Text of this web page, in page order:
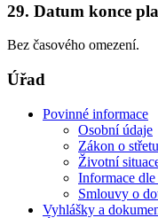
29. Datum konce
Bez časového omezení.
Úřad
Povinné informace
Osobní údaje
Zákon o
Životní
Informace dle
Smlouvy o
Vyhlášky a